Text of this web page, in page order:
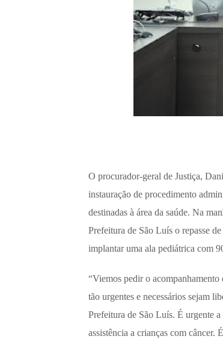
O procurador-geral de Justiça,
instauração de procedimento
destinadas à área da saúde. Na
Prefeitura de São Luís o repasse
implantar uma ala pediátrica com
“Viemos pedir o
tão urgentes e necessários sejam
Prefeitura de São Luís. É urgente
assistência a crianças com câncer.